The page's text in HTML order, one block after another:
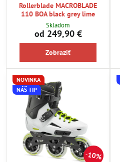
Rollerblade MACROBLADE
110 BOA black grey lime
Skladom
od 249,90 €
Zobraziť
10%
NOVINKA
NÁŠ TIP